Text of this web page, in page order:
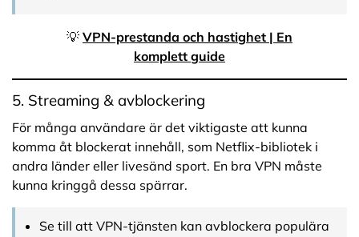
💡 VPN-prestanda och hastighet | En
komplett guide
5. Streaming & avblockering
För många användare är det viktigaste att kunna
komma åt blockerat innehåll, som Netflix-bibliotek i
andra länder eller livesänd sport. En bra VPN måste
kunna kringgå dessa spärrar.
Se till att VPN-tjänsten kan avblockera populära